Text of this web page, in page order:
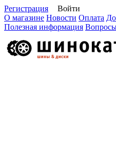
Регистрация
Войти
О магазине Новости Оплата
Полезная информация